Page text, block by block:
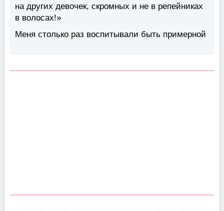
на других девочек, скромных и не в репейниках
в волосах!»
Меня столько раз воспитывали быть примерной